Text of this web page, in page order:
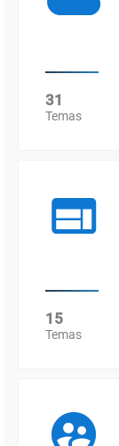
31
Temas
15
Temas